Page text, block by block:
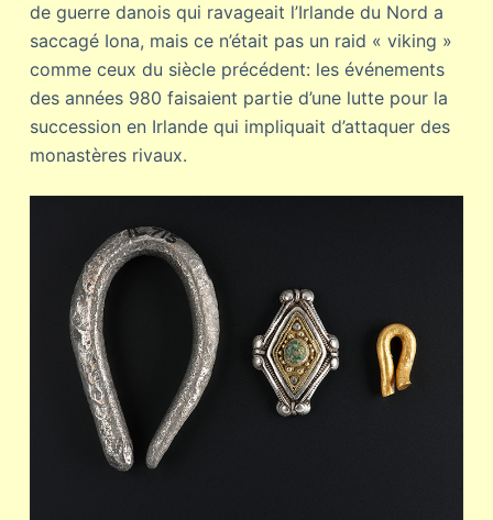
de guerre danois qui ravageait l’Irlande du Nord a
saccagé Iona, mais ce n’était pas un raid « viking »
comme ceux du siècle précédent: les événements
des années 980 faisaient partie d’une lutte pour la
succession en Irlande qui impliquait d’attaquer des
monastères rivaux.